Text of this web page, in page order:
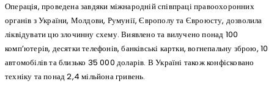
Операція, проведена завдяки міжнародній співпраці правоохоронних
органів з України, Молдови, Румунії, Європолу та Євроюсту, дозволила
ліквідувати цю злочинну схему. Виявлено та вилучено понад 100
комп’ютерів, десятки телефонів, банківські картки, вогнепальну зброю, 10
автомобілів та близько 35 000 доларів. В Україні також конфісковано
техніку та понад 2,4 мільйона гривень.